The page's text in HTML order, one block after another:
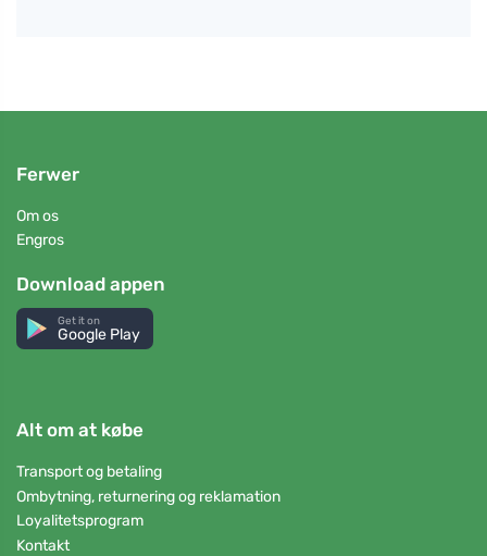
Ferwer
Om os
Engros
Download appen
Get it on
Google Play
Alt om at købe
Transport og betaling
Ombytning, returnering og reklamation
Loyalitetsprogram
Kontakt